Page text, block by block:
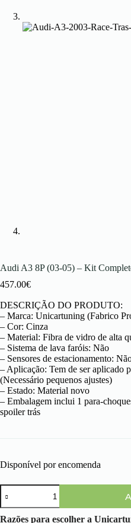
Audi A3 8P (03-05) – Kit
457.00€
DESCRIÇÃO DO PRODUTO:
– Marca: Unicartuning (Fabrico
– Cor: Cinza
– Material: Fibra de vidro de alta
– Sistema de lava faróis: Não
– Sensores de estacionamento:
– Aplicação: Tem de ser aplicado
(Necessário pequenos ajustes)
– Estado: Material novo
– Embalagem inclui 1 para-
spoiler trás
Disponível por encomenda
Quantidade
de
Audi
A3
Razões para escolher a